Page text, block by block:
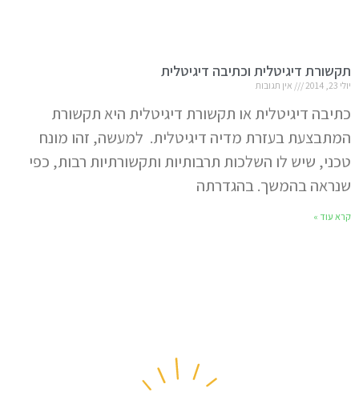
תקשורת דיגיטלית וכתיבה דיגיטלית
יולי 23, 2014 אין תגובות
כתיבה דיגיטלית או תקשורת דיגיטלית היא תקשורת
המתבצעת בעזרת מדיה דיגיטלית. למעשה, זהו מונח
טכני, שיש לו השלכות תרבותיות ותקשורתיות רבות, כפי
שנראה בהמשך. בהגדרתה
קרא עוד »